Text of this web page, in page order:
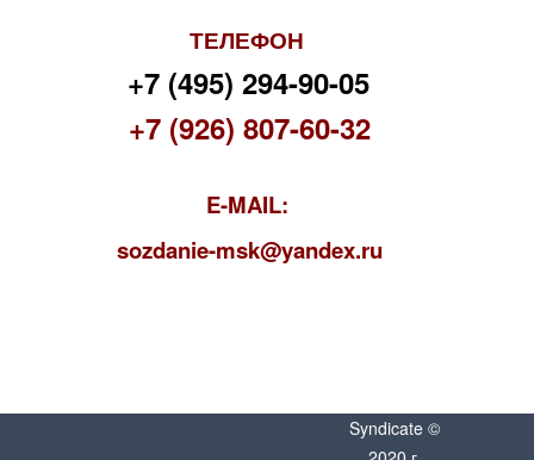
ТЕЛЕФОН
+7 (495) 294-90-05
+7 (926) 807-60-32
E-MAIL:
sozdanie-msk@yandex.ru
Syndicate ©